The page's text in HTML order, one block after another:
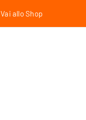
Vai allo Shop